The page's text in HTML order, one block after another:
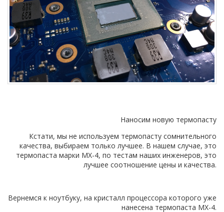
Наносим новую термопасту
Кстати, мы не используем термопасту сомнительного
качества, выбираем только лучшее. В нашем случае, это
термопаста марки MX-4, по тестам наших инженеров, это
лучшее соотношение цены и качества.
Вернемся к ноутбуку, на кристалл процессора которого уже
нанесена термопаста MX-4.